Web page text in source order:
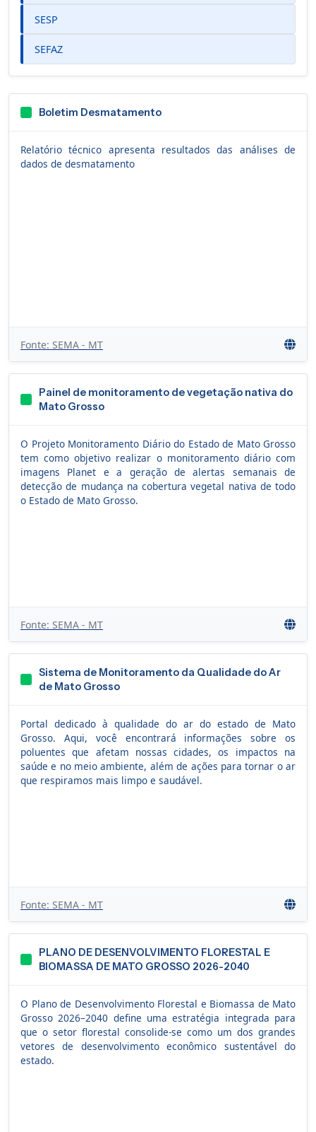
SESP
SEFAZ
Boletim Desmatamento
Relatório técnico apresenta resultados das análises de
dados de desmatamento
Fonte: SEMA - MT
Painel de monitoramento de vegetação nativa do
Mato Grosso
O Projeto Monitoramento Diário do Estado de Mato Grosso
tem como objetivo realizar o monitoramento diário com
imagens Planet e a geração de alertas semanais de
detecção de mudança na cobertura vegetal nativa de todo
o Estado de Mato Grosso.
Fonte: SEMA - MT
Sistema de Monitoramento da Qualidade do Ar
de Mato Grosso
Portal dedicado à qualidade do ar do estado de Mato
Grosso. Aqui, você encontrará informações sobre os
poluentes que afetam nossas cidades, os impactos na
saúde e no meio ambiente, além de ações para tornar o ar
que respiramos mais limpo e saudável.
Fonte: SEMA - MT
PLANO DE DESENVOLVIMENTO FLORESTAL E
BIOMASSA DE MATO GROSSO 2026-2040
O Plano de Desenvolvimento Florestal e Biomassa de Mato
Grosso 2026–2040 define uma estratégia integrada para
que o setor florestal consolide-se como um dos grandes
vetores de desenvolvimento econômico sustentável do
estado.